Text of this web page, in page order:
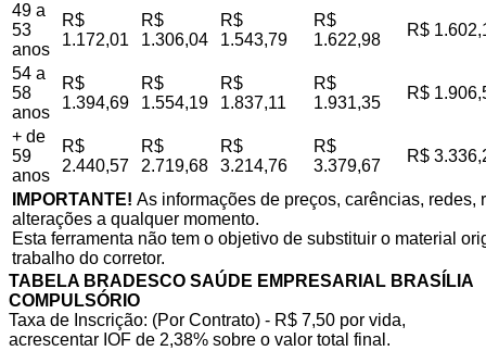
49 a
53
anos
R$
1.172,01
R$
1.306,04
R$
1.543,79
R$
1.622,98
R$
54 a
58
anos
R$
1.394,69
R$
1.554,19
R$
1.837,11
R$
1.931,35
R$
+ de
59
anos
R$
2.440,57
R$
2.719,68
R$
3.214,76
R$
3.379,67
R$
IMPORTANTE! As informações de preços, carências,
alterações a qualquer momento.
Esta ferramenta não tem o objetivo de substituir o material
trabalho do corretor.
TABELA BRADESCO SAÚDE EMPRESARIAL BRASÍLIA
COMPULSÓRIO
Taxa de Inscrição: (Por Contrato) - R$ 7,50 por vida,
acrescentar IOF de 2,38% sobre o valor total final.